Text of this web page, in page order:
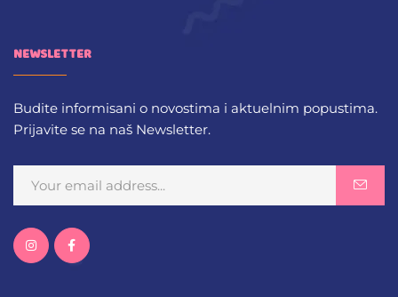
NEWSLETTER
Budite informisani o novostima i aktuelnim popustima.
Prijavite se na naš Newsletter.